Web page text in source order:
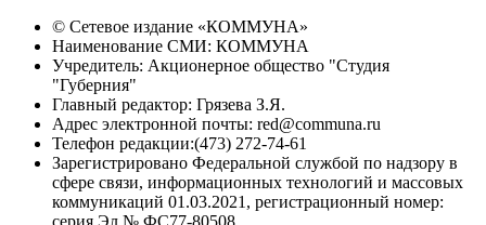
© Сетевое издание «КОММУНА»
Наименование СМИ: КОММУНА
Учредитель: Акционерное общество "Студия
"Губерния"
Главный редактор: Грязева З.Я.
Адрес электронной почты: red@communa.ru
Телефон редакции:(473) 272-74-61
Зарегистрировано Федеральной службой по надзору в
сфере связи, информационных технологий и массовых
коммуникаций 01.03.2021, регистрационный номер:
серия Эл № ФС77-80508